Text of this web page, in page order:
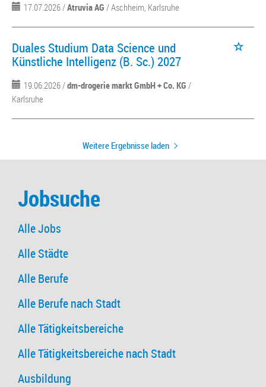
17.07.2026 /Atruvia AG / Aschheim, Karlsruhe
Duales Studium Data Science und
Künstliche Intelligenz (B. Sc.) 2027
19.06.2026 /dm-drogerie markt GmbH + Co. KG /
Karlsruhe
Weitere Ergebnisse laden
Jobsuche
Alle Jobs
Alle Städte
Alle Berufe
Alle Berufe nach Stadt
Alle Tätigkeitsbereiche
Alle Tätigkeitsbereiche nach Stadt
Ausbildung